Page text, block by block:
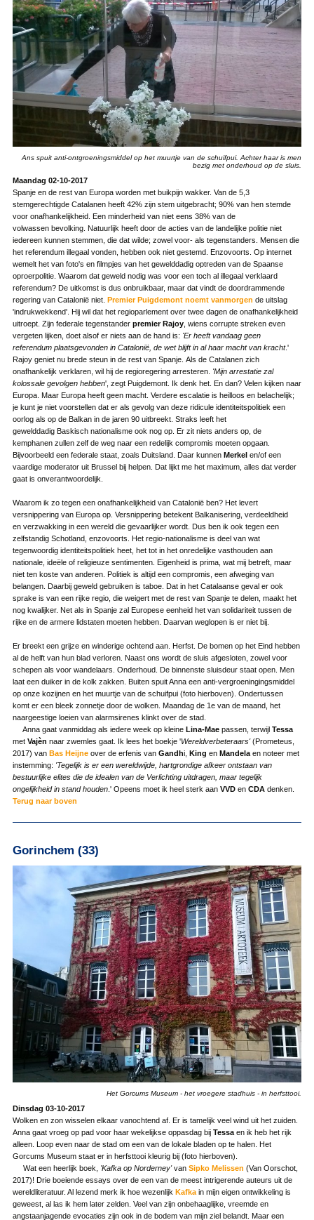
Ans spuit anti-ontgroeningsmiddel op het muurtje van de schuifpui. Achter haar is men
bezig met onderhoud op de sluis.
Maandag 02-10-2017
Spanje en de rest van Europa worden met buikpijn wakker. Van de 5,3
stemgerechtigde Catalanen heeft 42% zijn stem uitgebracht; 90% van hen stemde
voor onafhankelijkheid. Een minderheid van niet eens 38% van de
volwassen bevolking. Natuurlijk heeft door de acties van de landelijke politie niet
iedereen kunnen stemmen, die dat wilde; zowel voor- als tegenstanders. Mensen die
het referendum illegaal vonden, hebben ook niet gestemd. Enzovoorts. Op internet
wemelt het van foto's en filmpjes van het gewelddadig optreden van de Spaanse
oproerpolitie. Waarom dat geweld nodig was voor een toch al illegaal verklaard
referendum? De uitkomst is dus onbruikbaar, maar dat vindt de doordrammende
regering van Catalonië niet. Premier Puigdemont noemt vanmorgen de uitslag
'indrukwekkend'. Hij wil dat het regioparlement over twee dagen de onafhankelijkheid
uitroept. Zijn federale tegenstander premier Rajoy, wiens corrupte streken even
vergeten lijken, doet alsof er niets aan de hand is: 'Er heeft vandaag geen
referendum plaatsgevonden in Catalonië, de wet blijft in al haar macht van kracht.'
Rajoy geniet nu brede steun in de rest van Spanje. Als de Catalanen zich
onafhankelijk verklaren, wil hij de regioregering arresteren. 'Mijn arrestatie zal
kolossale gevolgen hebben', zegt Puigdemont. Ik denk het. En dan? Velen kijken naar
Europa. Maar Europa heeft geen macht. Verdere escalatie is heilloos en belachelijk;
je kunt je niet voorstellen dat er als gevolg van deze ridicule identiteitspolitiek een
oorlog als op de Balkan in de jaren 90 uitbreekt. Straks leeft het
gewelddadig Baskisch nationalisme ook nog op. Er zit niets anders op, de
kemphanen zullen zelf de weg naar een redelijk compromis moeten opgaan.
Bijvoorbeeld een federale staat, zoals Duitsland. Daar kunnen Merkelen/of een
vaardige moderator uit Brussel bij helpen. Dat lijkt me het maximum, alles dat verder
gaat is onverantwoordelijk.
Waarom ik zo tegen een onafhankelijkheid van Catalonië ben? Het levert
versnippering van Europa op. Versnippering betekent Balkanisering, verdeeldheid
en verzwakking in een wereld die gevaarlijker wordt. Dus ben ik ook tegen een
zelfstandig Schotland, enzovoorts. Het regio-nationalisme is deel van wat
tegenwoordig identiteitspolitiek heet, het tot in het onredelijke vasthouden aan
nationale, ideële of religieuze sentimenten. Eigenheid is prima, wat mij betreft, maar
niet ten koste van anderen. Politiek is altijd een compromis, een afweging van
belangen. Daarbij geweld gebruiken is taboe. Dat in het Catalaanse geval er ook
sprake is van een rijke regio, die weigert met de rest van Spanje te delen, maakt het
nog kwalijker. Net als in Spanje zal Europese eenheid het van solidariteit tussen de
rijke en de armere lidstaten moeten hebben. Daarvan weglopen is er niet bij.
Er breekt een grijze en winderige ochtend aan. Herfst. De bomen op het Eind hebben
al de helft van hun blad verloren. Naast ons wordt de sluis afgesloten, zowel voor
schepen als voor wandelaars. Onderhoud. De binnenste sluisdeur staat open. Men
laat een duiker in de kolk zakken. Buiten spuit Anna een anti-vergroeningingsmiddel
op onze kozijnen en het muurtje van de schuifpui (foto hierboven). Ondertussen
komt er een bleek zonnetje door de wolken. Maandag de 1e van de maand, het
naargeestige loeien van alarmsirenes klinkt over de stad.
Anna gaat vanmiddag als iedere week op kleine Lina-Maepassen, terwijl Tessa
met Vajèn naar zwemles gaat. Ik lees het boekje 'Wereldverbeteraars'(Prometeus,
2017) van Bas Heijne over de erfenis van Gandhi, King en Mandelaen noteer met
instemming: 'Tegelijk is er een wereldwijde, hartgrondige afkeer ontstaan van
bestuurlijke elites die de idealen van de Verlichting uitdragen, maar tegelijk
ongelijkheid in stand houden.' Opeens moet ik heel sterk aanVVDen CDAdenken.
Terug naar boven
Gorinchem (33)
Het Gorcums Museum - het vroegere stadhuis - in herfsttooi.
Dinsdag 03-10-2017
Wolken en zon wisselen elkaar vanochtend af. Er is tamelijk veel wind uit het zuiden.
Anna gaat vroeg op pad voor haar wekelijkse oppasdag bij Tessaen ik heb het rijk
alleen. Loop even naar de stad om een van de lokale bladen op te halen. Het
Gorcums Museum staat er in herfsttooi kleurig bij (foto hierboven).
Wat een heerlijk boek, 'Kafka op Norderney'van Sipko Melissen (Van Oorschot,
2017)! Drie boeiende essays over de een van de meest intrigerende auteurs uit de
wereldliteratuur. Al lezend merk ik hoe wezenlijkKafka in mijn eigen ontwikkeling is
geweest, al las ik hem later zelden. Veel van zijn onbehaaglijke, vreemde en
angstaanjagende evocaties zijn ook in de bodem van mijn ziel belandt. Maar een